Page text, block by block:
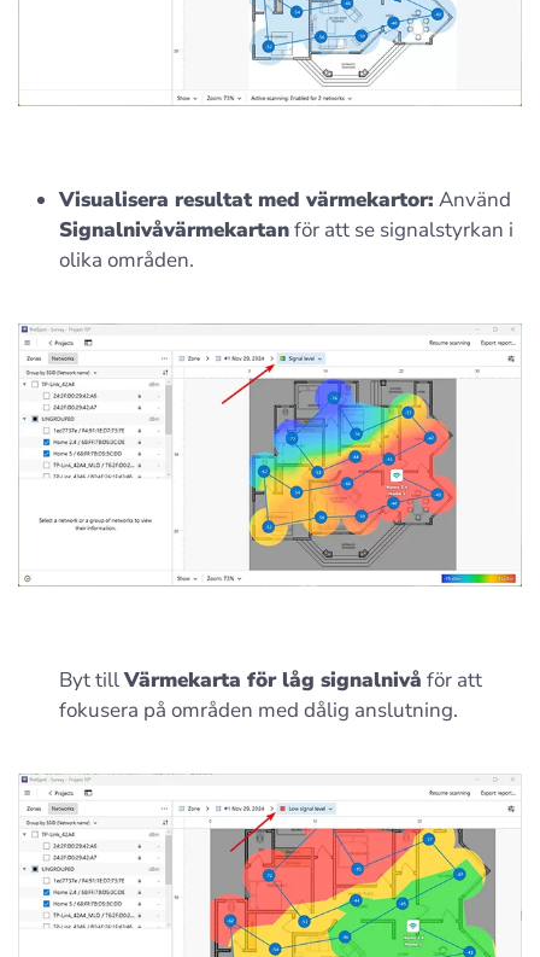
Visualisera resultat med värmekartor: Använd
Signalnivåvärmekartanför att se signalstyrkan i
olika områden.
Byt tillVärmekarta för låg signalnivå för att
fokusera på områden med dålig anslutning.